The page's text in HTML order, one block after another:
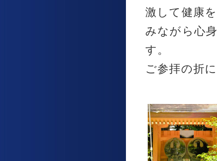
激して健康
みながら心
す。
ご参拝の折